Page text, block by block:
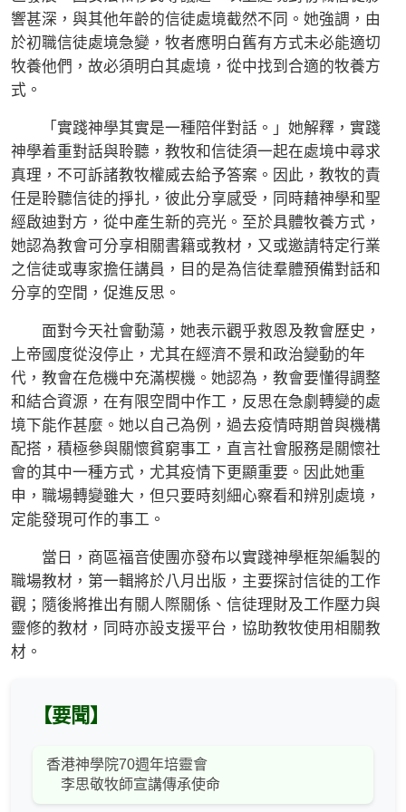
響甚深，與其他年齡的信徒處境截然不同。她強調，由
於初職信徒處境急變，牧者應明白舊有方式未必能適切
牧養他們，故必須明白其處境，從中找到合適的牧養方
式。
「實踐神學其實是一種陪伴對話。」她解釋，實踐
神學着重對話與聆聽，教牧和信徒須一起在處境中尋求
真理，不可訴諸教牧權威去給予答案。因此，教牧的責
任是聆聽信徒的掙扎，彼此分享感受，同時藉神學和聖
經啟迪對方，從中產生新的亮光。至於具體牧養方式，
她認為教會可分享相關書籍或教材，又或邀請特定行業
之信徒或專家擔任講員，目的是為信徒羣體預備對話和
分享的空間，促進反思。
面對今天社會動蕩，她表示觀乎救恩及教會歷史，
上帝國度從沒停止，尤其在經濟不景和政治變動的年
代，教會在危機中充滿楔機。她認為，教會要懂得調整
和結合資源，在有限空間中作工，反思在急劇轉變的處
境下能作甚麼。她以自己為例，過去疫情時期曾與機構
配搭，積極參與關懷貧窮事工，直言社會服務是關懷社
會的其中一種方式，尤其疫情下更顯重要。因此她重
申，職場轉變雖大，但只要時刻細心察看和辨別處境，
定能發現可作的事工。
當日，商區福音使團亦發布以實踐神學框架編製的
職場教材，第⼀輯將於⼋⽉出版，主要探討信徒的⼯作
觀；隨後將推出有關⼈際關係、信徒理財及⼯作壓⼒與
靈修的教材，同時亦設⽀援平台，協助教牧使用相關教
材。
【要聞】
香港神學院70週年培靈會
李思敬牧師宣講傳承使命